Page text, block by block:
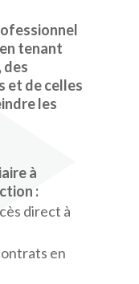
tenant
des
et de celles
les
à
:
direct à
en